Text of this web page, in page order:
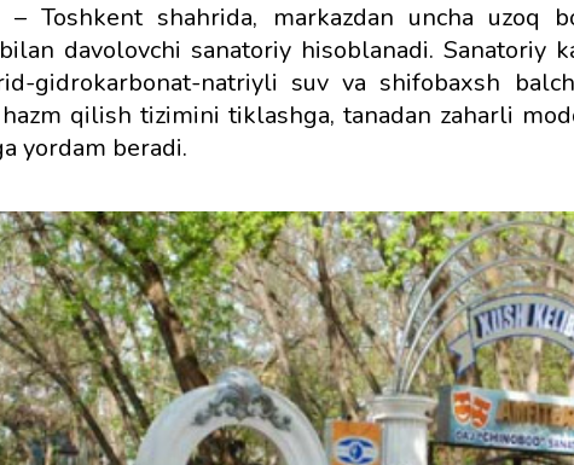
– Toshkent shahrida, markazdan uncha uzoq
davolovchi sanatoriy hisoblanadi. Sanatoriy
gidrokarbonat-natriyli suv va shifobaxsh
qilish tizimini tiklashga, tanadan zaharli
yordam beradi.